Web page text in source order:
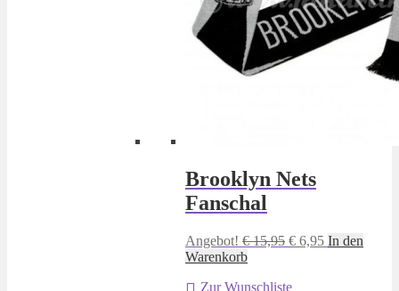
Brooklyn Nets
Fanschal
Angebot! €15,95 Ursprünglicher
€ 15,95
€ 6,95Aktueller
In den
Warenkorb
Zur Wunschliste